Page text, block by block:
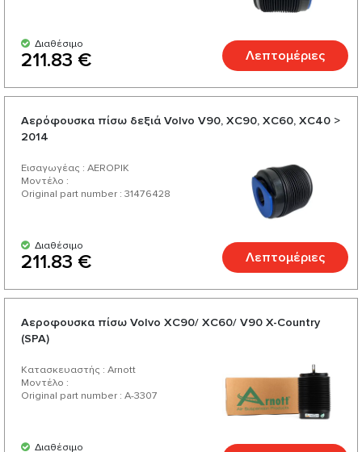
Διαθέσιμο
211.83 € Λεπτομέριες
Αερόφουσκα πίσω δεξιά Volvo V90, XC90, XC60, XC40 >
2014
Εισαγωγέας : AEROPIK
Μοντέλο :
Original part number : 31476428
Διαθέσιμο
211.83 € Λεπτομέριες
Αεροφουσκα πίσω Volvo XC90/ XC60/ V90 X-Country
(SPA)
Κατασκευαστής : Arnott
Μοντέλο :
Original part number : A-3307
Διαθέσιμο